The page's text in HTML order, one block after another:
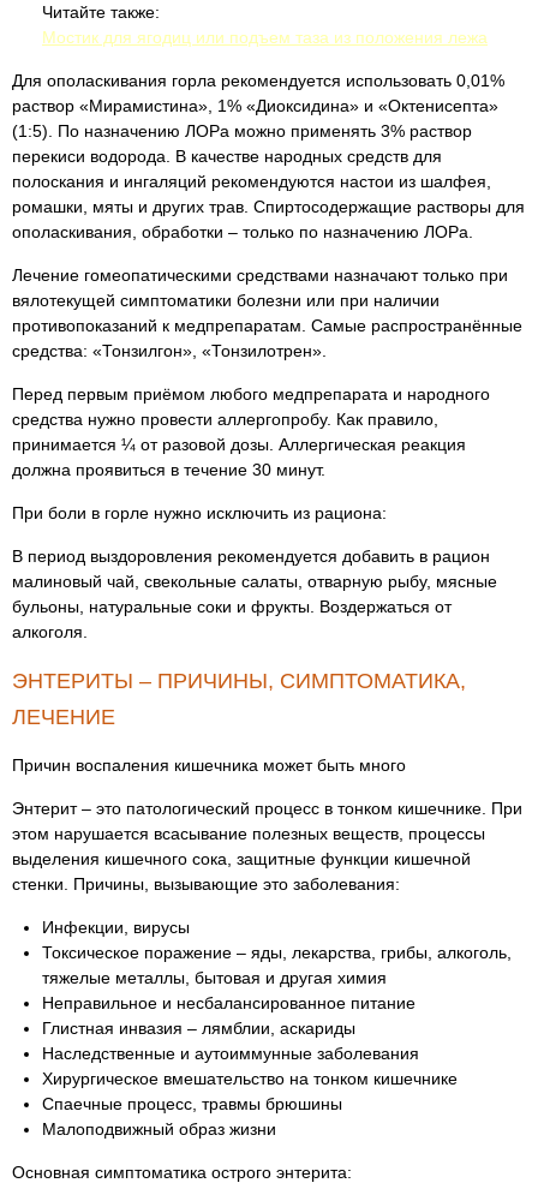
Читайте также:
Мостик для ягодиц или подъем таза из положения лежа
Для ополаскивания горла рекомендуется использовать 0,01%
раствор «Мирамистина», 1% «Диоксидина» и «Октенисепта»
(1:5). По назначению ЛОРа можно применять 3% раствор
перекиси водорода. В качестве народных средств для
полоскания и ингаляций рекомендуются настои из шалфея,
ромашки, мяты и других трав. Спиртосодержащие растворы для
ополаскивания, обработки – только по назначению ЛОРа.
Лечение гомеопатическими средствами назначают только при
вялотекущей симптоматики болезни или при наличии
противопоказаний к медпрепаратам. Самые распространённые
средства: «Тонзилгон», «Тонзилотрен».
Перед первым приёмом любого медпрепарата и народного
средства нужно провести аллергопробу. Как правило,
принимается ¼ от разовой дозы. Аллергическая реакция
должна проявиться в течение 30 минут.
При боли в горле нужно исключить из рациона:
В период выздоровления рекомендуется добавить в рацион
малиновый чай, свекольные салаты, отварную рыбу, мясные
бульоны, натуральные соки и фрукты. Воздержаться от
алкоголя.
ЭНТЕРИТЫ – ПРИЧИНЫ, СИМПТОМАТИКА,
ЛЕЧЕНИЕ
Причин воспаления кишечника может быть много
Энтерит – это патологический процесс в тонком кишечнике. При
этом нарушается всасывание полезных веществ, процессы
выделения кишечного сока, защитные функции кишечной
стенки. Причины, вызывающие это заболевания:
Инфекции, вирусы
Токсическое поражение – яды, лекарства, грибы, алкоголь,
тяжелые металлы, бытовая и другая химия
Неправильное и несбалансированное питание
Глистная инвазия – лямблии, аскариды
Наследственные и аутоиммунные заболевания
Хирургическое вмешательство на тонком кишечнике
Спаечные процесс, травмы брюшины
Малоподвижный образ жизни
Основная симптоматика острого энтерита: